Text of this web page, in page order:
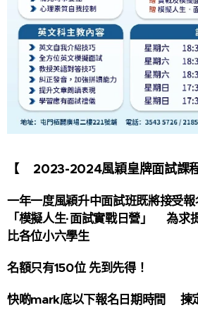
【❗ 2023-2024風穎皇牌面試課
一年一度風穎升中面試班既將接受
「模擬人生·面試實戰日營」🔥為
比各位小六學生🤩
名額只有150位 先到先得！
快啲mark底以下報名日期時間📝揀